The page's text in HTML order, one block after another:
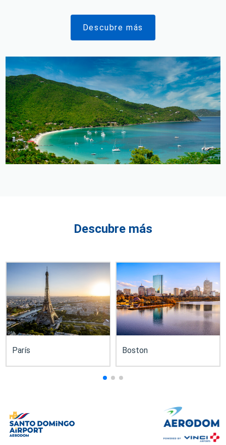
Descubre más
Descubre más
París Boston